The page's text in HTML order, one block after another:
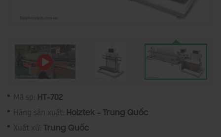
Mã sp: HT-702
Hãng sản xuất: Holztek - Trung Quốc
Xuất xứ: Trung Quốc